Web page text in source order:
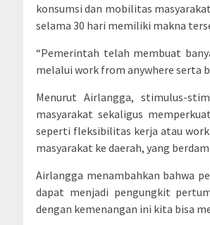
konsumsi dan mobilitas
selama 30 hari memiliki makna
“Pemerintah telah membuat
melalui work from anywhere serta
Menurut Airlangga, stimulus-
masyarakat sekaligus
seperti fleksibilitas kerja atau
masyarakat ke daerah, yang
Airlangga menambahkan bahwa
dapat menjadi pengungkit
dengan kemenangan ini kita bisa